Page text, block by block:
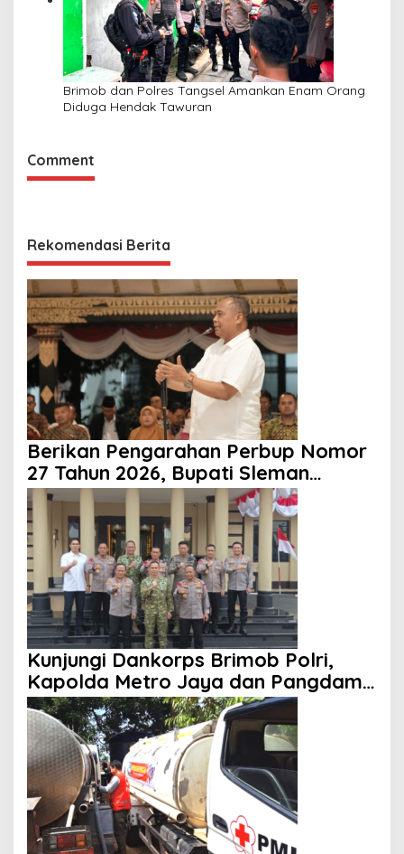
Brimob dan Polres Tangsel Amankan Enam Orang
Diduga Hendak Tawuran
Comment
Rekomendasi Berita
Berikan Pengarahan Perbup Nomor
27 Tahun 2026, Bupati Sleman
Tekankan Profesionalisme dan
Pelayanan Masyarakat
Kunjungi Dankorps Brimob Polri,
Kapolda Metro Jaya dan Pangdam
Jaya Perkuat Soliditas TNI-Polri